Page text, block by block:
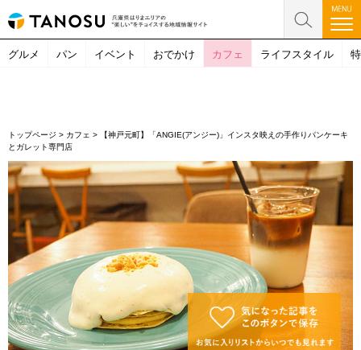
グルメ パン イベント おでかけ カフェ ライフスタイル
トップページ > カフェ >
【神戸元町】「ANGIE(アンジー)」インスタ映えの手作りパンケーキ
とガレット専門店